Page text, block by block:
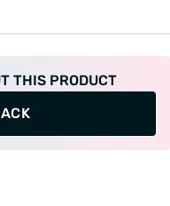
THIS PRODUCT